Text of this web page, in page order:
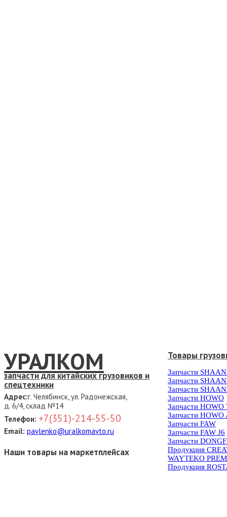
УРАЛКОМ
запчасти для китайских грузовиков и
спецтехники
Адрес:г. Челябинск, ул. Радонежская,
д. 6/4, склад №14
Телефон: +7(351)-214-55-50
Email: pavlenko@uralkomavto.ru
Наши товары на маркетплейсах
Товары
Запчасти
Запчасти
Запчасти
Запчасти HOWO
Запчасти HOWO
Запчасти HOWO
Запчасти FAW
Запчасти FAW J6
Запчасти
Продукция
WAYTEKO
Продукция